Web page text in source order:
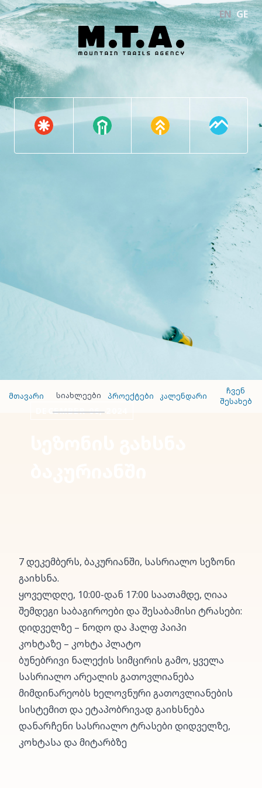
EN GE
მთავარი სიახლეები პროექტები კალენდარი
ჩვენ
შესახებ
DECEMBER 06, 2024
7 დეკემბერს, ბაკურიანში, სასრიალო სეზონი
გაიხსნა.
ყოველდღე, 10:00-დან 17:00 საათამდე, ღიაა
შემდეგი საბაგიროები და შესაბამისი ტრასები:
დიდველზე – ნოდო და ჰალფ პაიპი
კოხტაზე – კოხტა პლატო
ბუნებრივი ნალექის სიმცირის გამო, ყველა
სასრიალო არეალის გათოვლიანება
მიმდინარეობს ხელოვნური გათოვლიანების
სისტემით და ეტაპობრივად გაიხსნება
დანარჩენი სასრიალო ტრასები დიდველზე,
კოხტასა და მიტარბზე